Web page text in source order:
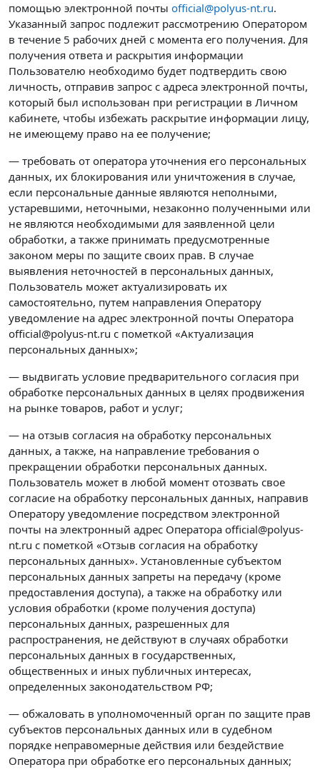
помощью электронной почты official@polyus-nt.ru.
Указанный запрос подлежит рассмотрению Оператором
в течение 5 рабочих дней с момента его получения. Для
получения ответа и раскрытия информации
Пользователю необходимо будет подтвердить свою
личность, отправив запрос с адреса электронной почты,
который был использован при регистрации в Личном
кабинете, чтобы избежать раскрытие информации лицу,
не имеющему право на ее получение;
— требовать от оператора уточнения его персональных
данных, их блокирования или уничтожения в случае,
если персональные данные являются неполными,
устаревшими, неточными, незаконно полученными или
не являются необходимыми для заявленной цели
обработки, а также принимать предусмотренные
законом меры по защите своих прав. В случае
выявления неточностей в персональных данных,
Пользователь может актуализировать их
самостоятельно, путем направления Оператору
уведомление на адрес электронной почты Оператора
official@polyus-nt.ru с пометкой «Актуализация
персональных данных»;
— выдвигать условие предварительного согласия при
обработке персональных данных в целях продвижения
на рынке товаров, работ и услуг;
— на отзыв согласия на обработку персональных
данных, а также, на направление требования о
прекращении обработки персональных данных.
Пользователь может в любой момент отозвать свое
согласие на обработку персональных данных, направив
Оператору уведомление посредством электронной
почты на электронный адрес Оператора official@polyus-
nt.ru с пометкой «Отзыв согласия на обработку
персональных данных». Установленные субъектом
персональных данных запреты на передачу (кроме
предоставления доступа), а также на обработку или
условия обработки (кроме получения доступа)
персональных данных, разрешенных для
распространения, не действуют в случаях обработки
персональных данных в государственных,
общественных и иных публичных интересах,
определенных законодательством РФ;
— обжаловать в уполномоченный орган по защите прав
субъектов персональных данных или в судебном
порядке неправомерные действия или бездействие
Оператора при обработке его персональных данных;